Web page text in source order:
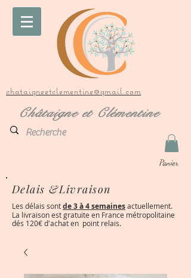
chataigneetclementine@gmail.com
Châtaigne et Clémentine
Panier
Delais &Livraison
Les délais sontde 3 à 4 semainesactuellement.
La livraison est gratuite en France métropolitaine
dés 120€ d'achat en point relais.